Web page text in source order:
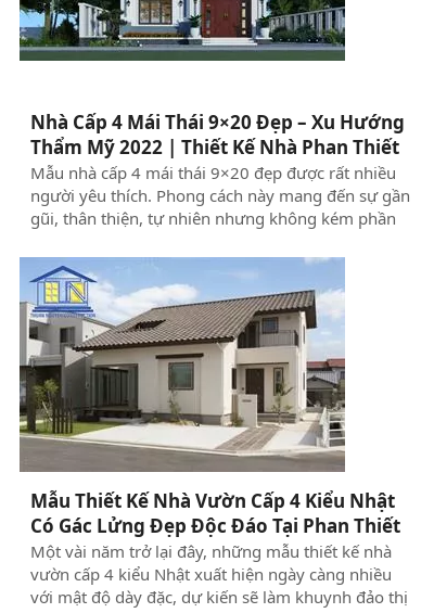
Nhà Cấp 4 Mái Thái 9×20 Đẹp – Xu Hướng
Thẩm Mỹ 2022 | Thiết Kế Nhà Phan Thiết
Mẫu nhà cấp 4 mái thái 9×20 đẹp được rất nhiều
người yêu thích. Phong cách này mang đến sự gần
gũi, thân thiện, tự nhiên nhưng không kém phần
Dựng Thuận Nguyên mời bạn tham khảo mẫu nhà
sau.
Mẫu Thiết Kế Nhà Vườn Cấp 4 Kiểu Nhật
Có Gác Lửng Đẹp Độc Đáo Tại Phan Thiết
| Thiết Kế Nhà Phan Thiết
Một vài năm trở lại đây, những mẫu thiết kế nhà
vườn cấp 4 kiểu Nhật xuất hiện ngày càng nhiều
với mật độ dày đặc, dự kiến sẽ làm khuynh đảo thị